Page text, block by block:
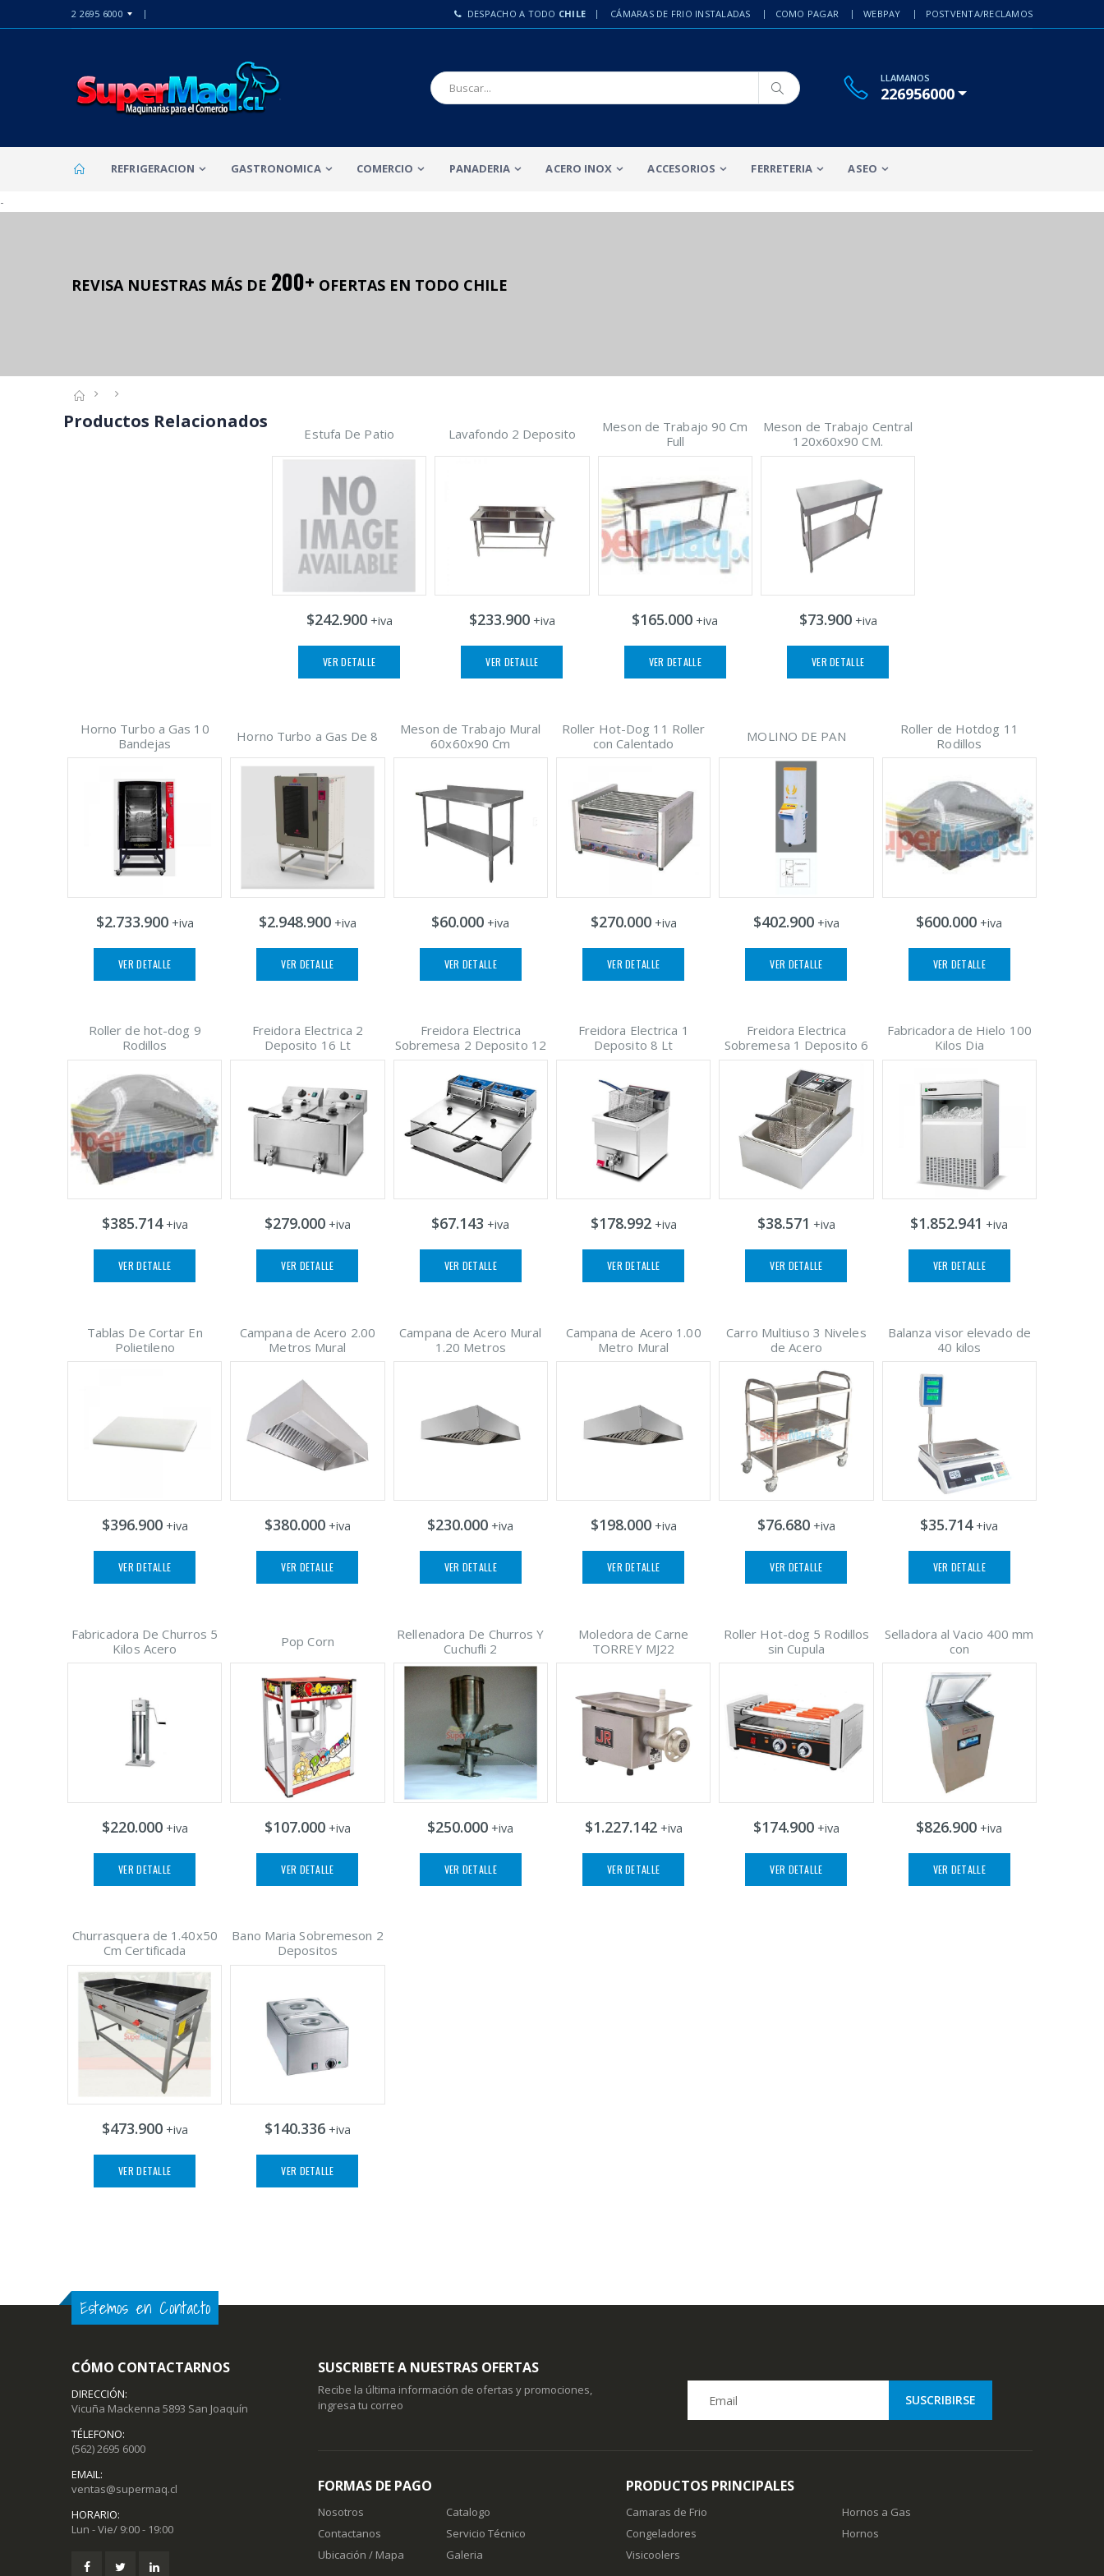
2 2695 6000 DESPACHO A TODO CHILE CÁMARAS DE FRIO INSTALADAS COMO PAGAR WEBPAY POSTVENTA/RECLAMOS
LLAMANOS
226956000
REFRIGERACION GASTRONOMICA COMERCIO PANADERIA ACERO INOX ACCESORIOS FERRETERIA ASEO
-
REVISA NUESTRAS MÁS DE 200+ OFERTAS EN TODO CHILE
Productos Relacionados
Estufa De Patio
$242.900+iva
VER DETALLE
Lavafondo 2 Deposito
$233.900+iva
VER DETALLE
Meson de Trabajo 90 Cm
Full
$165.000 +iva
VER DETALLE
Meson de Trabajo Central
120x60x90 CM.
$73.900+iva
VER DETALLE
Horno Turbo a Gas 10
Bandejas
$2.733.900+iva
VER DETALLE
Horno Turbo a Gas De 8
$2.948.900+iva
VER DETALLE
Meson de Trabajo Mural
60x60x90 Cm
$60.000 +iva
VER DETALLE
Roller Hot-Dog 11 Roller
con Calentado
$270.000+iva
VER DETALLE
MOLINO DE PAN
$402.900+iva
VER DETALLE
Roller de Hotdog 11
Rodillos
$600.000 +iva
VER DETALLE
Roller de hot-dog 9
Rodillos
$385.714+iva
VER DETALLE
Freidora Electrica 2
Deposito 16 Lt
$279.000+iva
VER DETALLE
Freidora Electrica
Sobremesa 2 Deposito 12
$67.143 +iva
VER DETALLE
Freidora Electrica 1
Deposito 8 Lt
$178.992+iva
VER DETALLE
Freidora Electrica
Sobremesa 1 Deposito 6
$38.571 +iva
VER DETALLE
Fabricadora de Hielo 100
Kilos Dia
$1.852.941 +iva
VER DETALLE
Tablas De Cortar En
Polietileno
$396.900+iva
VER DETALLE
Campana de Acero 2.00
Metros Mural
$380.000+iva
VER DETALLE
Campana de Acero Mural
1.20 Metros
$230.000 +iva
VER DETALLE
Campana de Acero 1.00
Metro Mural
$198.000+iva
VER DETALLE
Carro Multiuso 3 Niveles
de Acero
$76.680+iva
VER DETALLE
Balanza visor elevado de
40 kilos
$35.714+iva
VER DETALLE
Fabricadora De Churros 5
Kilos Acero
$220.000+iva
VER DETALLE
Pop Corn
$107.000+iva
VER DETALLE
Rellenadora De Churros Y
Cuchufli 2
$250.000 +iva
VER DETALLE
Moledora de Carne
TORREY MJ22
$1.227.142+iva
VER DETALLE
Roller Hot-dog 5 Rodillos
sin Cupula
$174.900+iva
VER DETALLE
Selladora al Vacio 400 mm
con
$826.900 +iva
VER DETALLE
Churrasquera de 1.40x50
Cm Certificada
$473.900+iva
VER DETALLE
Bano Maria Sobremeson 2
Depositos
$140.336+iva
VER DETALLE
Estemos en Contacto
CÓMO CONTACTARNOS
DIRECCIÓN:
Vicuña Mackenna 5893 San Joaquín
TÉLEFONO:
(562) 2695 6000
EMAIL:
ventas@supermaq.cl
HORARIO:
Lun - Vie/ 9:00 - 19:00
SUSCRIBETE A NUESTRAS OFERTAS
Recibe la última información de ofertas y promociones,
ingresa tu correo
FORMAS DE PAGO
Nosotros
Contactanos
Ubicación / Mapa
Catalogo
Servicio Técnico
Galeria
PRODUCTOS PRINCIPALES
Camaras de Frio
Congeladores
Visicoolers
Hornos a Gas
Hornos